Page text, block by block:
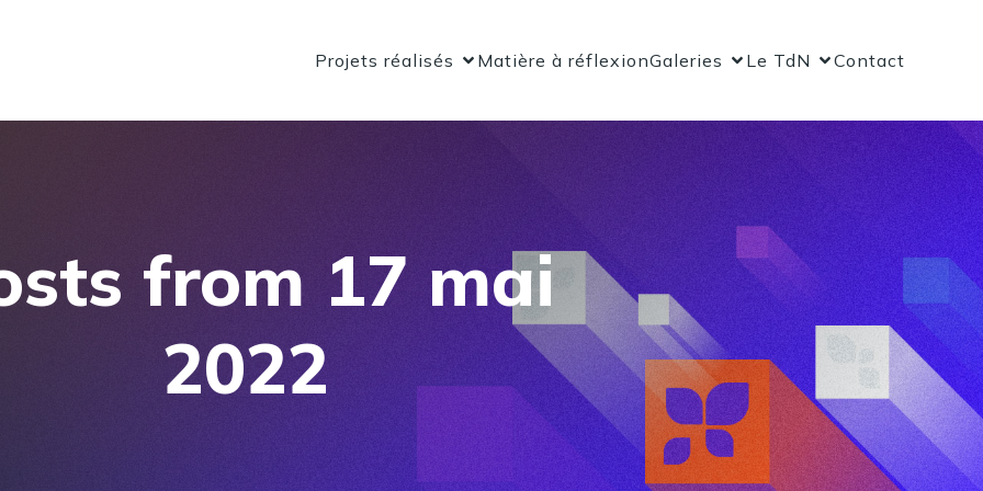
Projets réalisés Matière à réflexionGaleries Le TdN Contact
from 17 mai
2022